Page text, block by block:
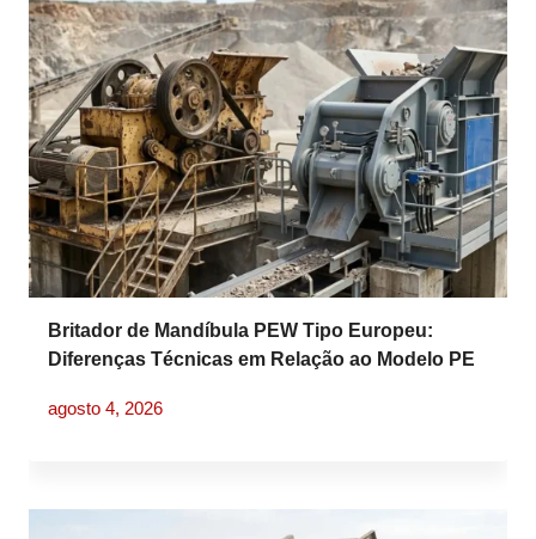
Britador de Mandíbula PEW Tipo Europeu:
Diferenças Técnicas em Relação ao Modelo PE
agosto 4, 2026